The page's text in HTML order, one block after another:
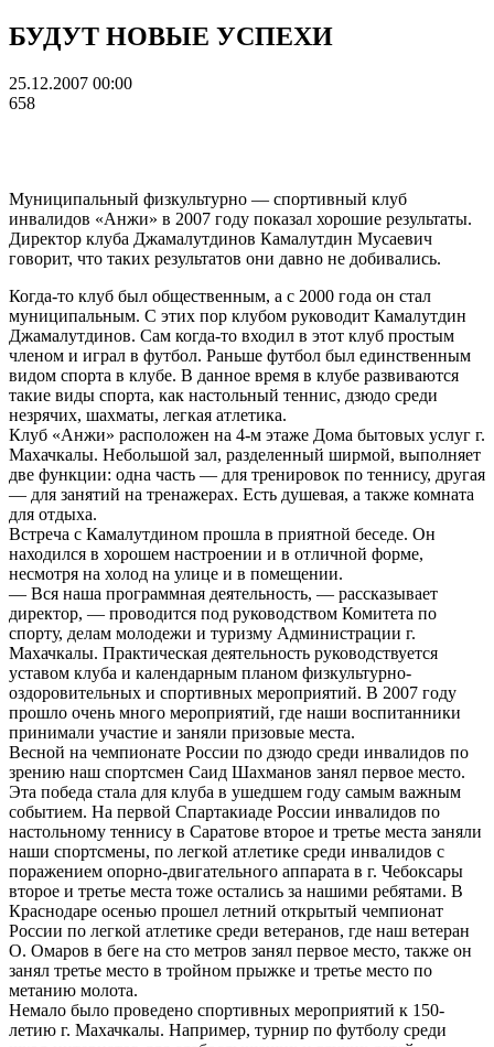
БУДУТ НОВЫЕ УСПЕХИ
25.12.2007 00:00
658
Муниципальный физкультурно — спортивный клуб
инвалидов «Анжи» в 2007 году показал хорошие результаты.
Директор клуба Джамалутдинов Камалутдин Мусаевич
говорит, что таких результатов они давно не добивались.
Когда-то клуб был общественным, а с 2000 года он стал
муниципальным. С этих пор клубом руководит Камалутдин
Джамалутдинов. Сам когда-то входил в этот клуб простым
членом и играл в футбол. Раньше футбол был единственным
видом спорта в клубе. В данное время в клубе развиваются
такие виды спорта, как настольный теннис, дзюдо среди
незрячих, шахматы, легкая атлетика.
Клуб «Анжи» расположен на 4-м этаже Дома бытовых услуг г.
Махачкалы. Небольшой зал, разделенный ширмой, выполняет
две функции: одна часть — для тренировок по теннису, другая
— для занятий на тренажерах. Есть душевая, а также комната
для отдыха.
Встреча с Камалутдином прошла в приятной беседе. Он
находился в хорошем настроении и в отличной форме,
несмотря на холод на улице и в помещении.
— Вся наша программная деятельность, — рассказывает
директор, — проводится под руководством Комитета по
спорту, делам молодежи и туризму Администрации г.
Махачкалы. Практическая деятельность руководствуется
уставом клуба и календарным планом физкультурно-
оздоровительных и спортивных мероприятий. В 2007 году
прошло очень много мероприятий, где наши воспитанники
принимали участие и заняли призовые места.
Весной на чемпионате России по дзюдо среди инвалидов по
зрению наш спортсмен Саид Шахманов занял первое место.
Эта победа стала для клуба в ушедшем году самым важным
событием. На первой Спартакиаде России инвалидов по
настольному теннису в Саратове второе и третье места заняли
наши спортсмены, по легкой атлетике среди инвалидов с
поражением опорно-двигательного аппарата в г. Чебоксары
второе и третье места тоже остались за нашими ребятами. В
Краснодаре осенью прошел летний открытый чемпионат
России по легкой атлетике среди ветеранов, где наш ветеран
О. Омаров в беге на сто метров занял первое место, также он
занял третье место в тройном прыжке и третье место по
метанию молота.
Немало было проведено спортивных мероприятий к 150-
летию г. Махачкалы. Например, турнир по футболу среди